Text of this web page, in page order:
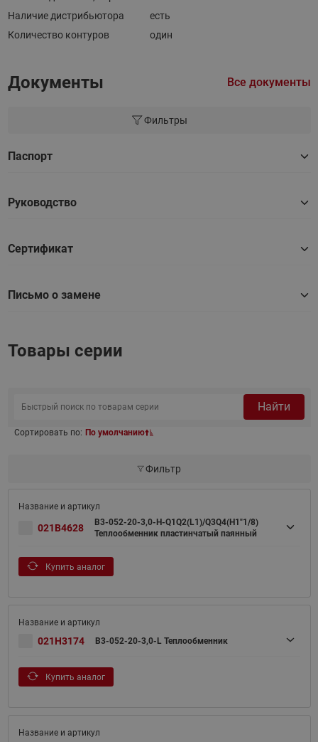
Наличие дистрибьютора
есть
Количество контуров
один
Документы Все документы
Фильтры
Паспорт
Руководство
Сертификат
Письмо о замене
Товары серии
Найти
Сортировать по: По умолчанию
Фильтр
021B4628
B3-052-20-3,0-H-Q1Q2(L1)/Q3Q4(H1"1/8)
Теплообменник пластинчатый паянный
Купить аналог
021H3174 B3-052-20-3,0-L Теплообменник
Купить аналог